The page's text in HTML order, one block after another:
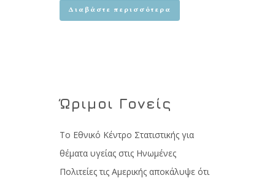
Διαβάστε περισσότερα
Ώριμοι Γονείς
Το Εθνικό Κέντρο Στατιστικής για
θέματα υγείας στις Ηνωμένες
Πολιτείες τις Αμερικής αποκάλυψε ότι